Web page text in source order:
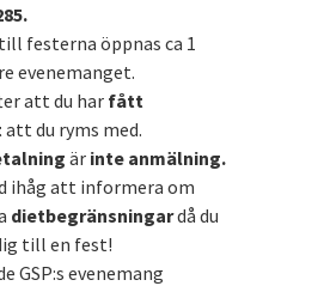
festerna öppnas ca 1
evenemanget.
att du har fått
att du ryms med.
är inte anmälning.
ihåg att informera om
dietbegränsningardå du
till en fest!
GSP:s evenemang